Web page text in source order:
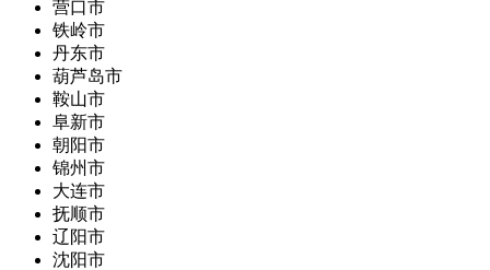
营口市
铁岭市
丹东市
葫芦岛市
鞍山市
阜新市
朝阳市
锦州市
大连市
抚顺市
辽阳市
沈阳市